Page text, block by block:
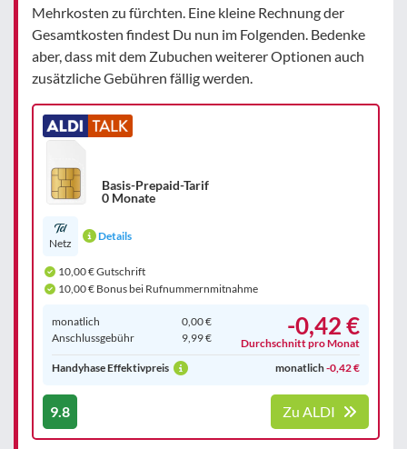
Mehrkosten zu fürchten. Eine kleine Rechnung der
Gesamtkosten findest Du nun im Folgenden. Bedenke
aber, dass mit dem Zubuchen weiterer Optionen auch
zusätzliche Gebühren fällig werden.
Basis-Prepaid-Tarif
0 Monate
Netz
Details
10,00 € Gutschrift
10,00 € Bonus bei Rufnummernmitnahme
monatlich
0,00 €
Anschluss­gebühr
9,99 € -0,42 €
Durchschnitt pro Monat
Handyhase Effektivpreis
monatlich-0,42 €
9.8 Zu ALDI